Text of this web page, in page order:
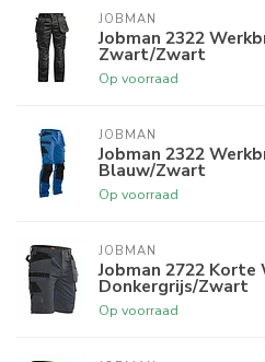
JOBMAN
Jobman 2322
Zwart/Zwart
Op voorraad
JOBMAN
Jobman 2322
Blauw/Zwart
Op voorraad
JOBMAN
Jobman 2722 Korte
Donkergrijs/Zwart
Op voorraad